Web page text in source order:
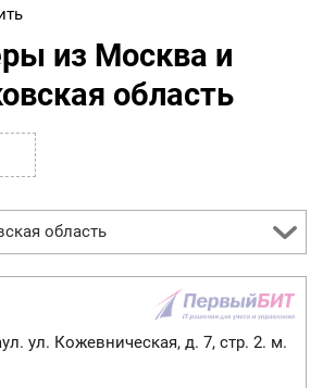
из Москва и
область
ул. Кожевническая, д. 7, стр. 2. м.